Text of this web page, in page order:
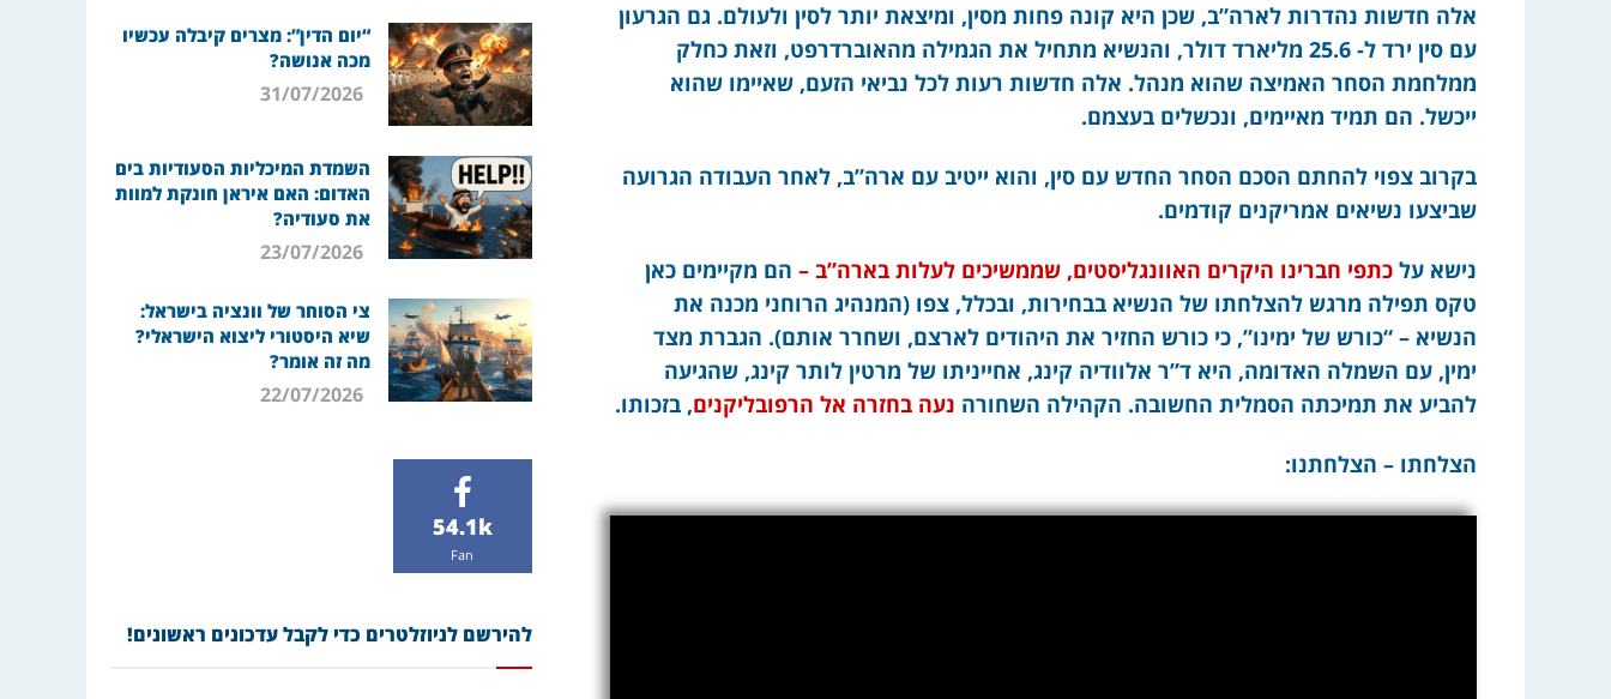
אלה חדשות נהדרות לארה”ב, שכן היא קונה פחות מסין, ומיצאת יותר לסין ולעולם. גם הגרעון
עם סין ירד ל- 25.6 מליארד דולר, והנשיא מתחיל את הגמילה מהאוברדרפט, וזאת כחלק
ממלחמת הסחר האמיצה שהוא מנהל. אלה חדשות רעות לכל נביאי הזעם, שאיימו שהוא
ייכשל. הם תמיד מאיימים, ונכשלים בעצמם.
בקרוב צפוי להחתם הסכם הסחר החדש עם סין, והוא ייטיב עם ארה”ב, לאחר העבודה הגרועה
שביצעו נשיאים אמריקנים קודמים.
נישא על כתפי חברינו היקרים האוונגליסטים, שממשיכים לעלות בארה”ב – הם מקיימים כאן
טקס תפילה מרגש להצלחתו של הנשיא בבחירות, ובכלל, צפו (המנהיג הרוחני מכנה את
הנשיא – “כורש של ימינו”, כי כורש החזיר את היהודים לארצם, ושחרר אותם). הגברת מצד
ימין, עם השמלה האדומה, היא ד”ר אלוודיה קינג, אחייניתו של מרטין לותר קינג, שהגיעה
להביע את תמיכתה הסמלית החשובה. הקהילה השחורה נעה בחזרה אל הרפובליקנים, בזכותו.
הצלחתו – הצלחתנו:
“יום הדין”: מצרים קיבלה עכשיו
מכה אנושה?
31/07/2026
השמדת המיכליות הסעודיות בים
האדום: האם איראן חונקת למוות
את סעודיה?
23/07/2026
צי הסוחר של וונציה בישראל:
שיא היסטורי ליצוא הישראלי?
מה זה אומר?
22/07/2026
54.1k
Fan
להירשם לניוזלטרים כדי לקבל עדכונים ראשונים!